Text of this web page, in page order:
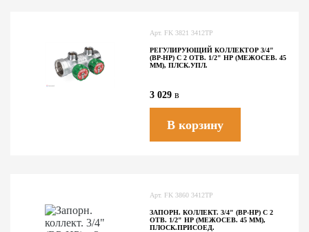
Арт. FK 3821 3412TP
РЕГУЛИРУЮЩИЙ КОЛЛЕКТОР 3/4"
(ВР-НР) С 2 ОТВ. 1/2" НР (МЕЖОСЕВ. 45
ММ), ПЛСК.УПЛ.
3 029 в
В корзину
Арт. FK 3860 3412TP
ЗАПОРН. КОЛЛЕКТ. 3/4" (ВР-НР) С 2
ОТВ. 1/2" НР (МЕЖОСЕВ. 45 ММ),
ПЛОСК.ПРИСОЕД.